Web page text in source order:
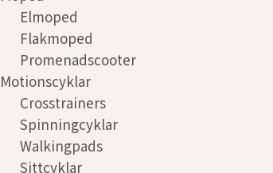
Elmoped
Flakmoped
Promenadscooter
Motionscyklar
Crosstrainers
Spinningcyklar
Walkingpads
Sittcyklar